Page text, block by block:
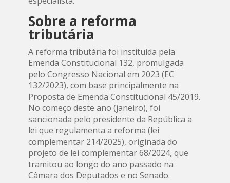
Sobre a reforma
tributária
A reforma tributária foi instituída pela
Emenda Constitucional 132, promulgada
pelo Congresso Nacional em 2023 (EC
132/2023), com base principalmente na
Proposta de Emenda Constitucional 45/2019.
No começo deste ano (janeiro), foi
sancionada pelo presidente da República a
lei que regulamenta a reforma (lei
complementar 214/2025), originada do
projeto de lei complementar 68/2024, que
tramitou ao longo do ano passado na
Câmara dos Deputados e no Senado.